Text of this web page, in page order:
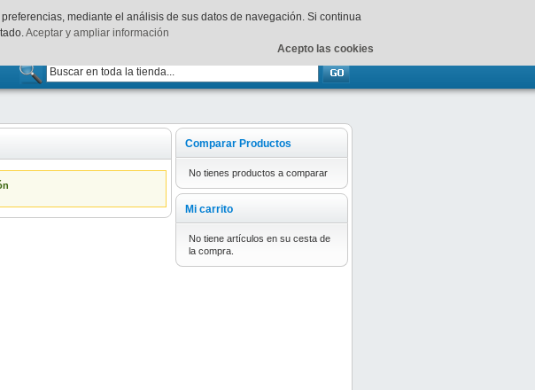
Sucarrito está vacío.
Comparar Productos
No tienes productos a comparar
Mi carrito
No tiene artículos en su cesta de
la compra.
mediante el análisis de sus datos de navegación. Si continua
Aceptar y ampliar información
Acepto las cookies